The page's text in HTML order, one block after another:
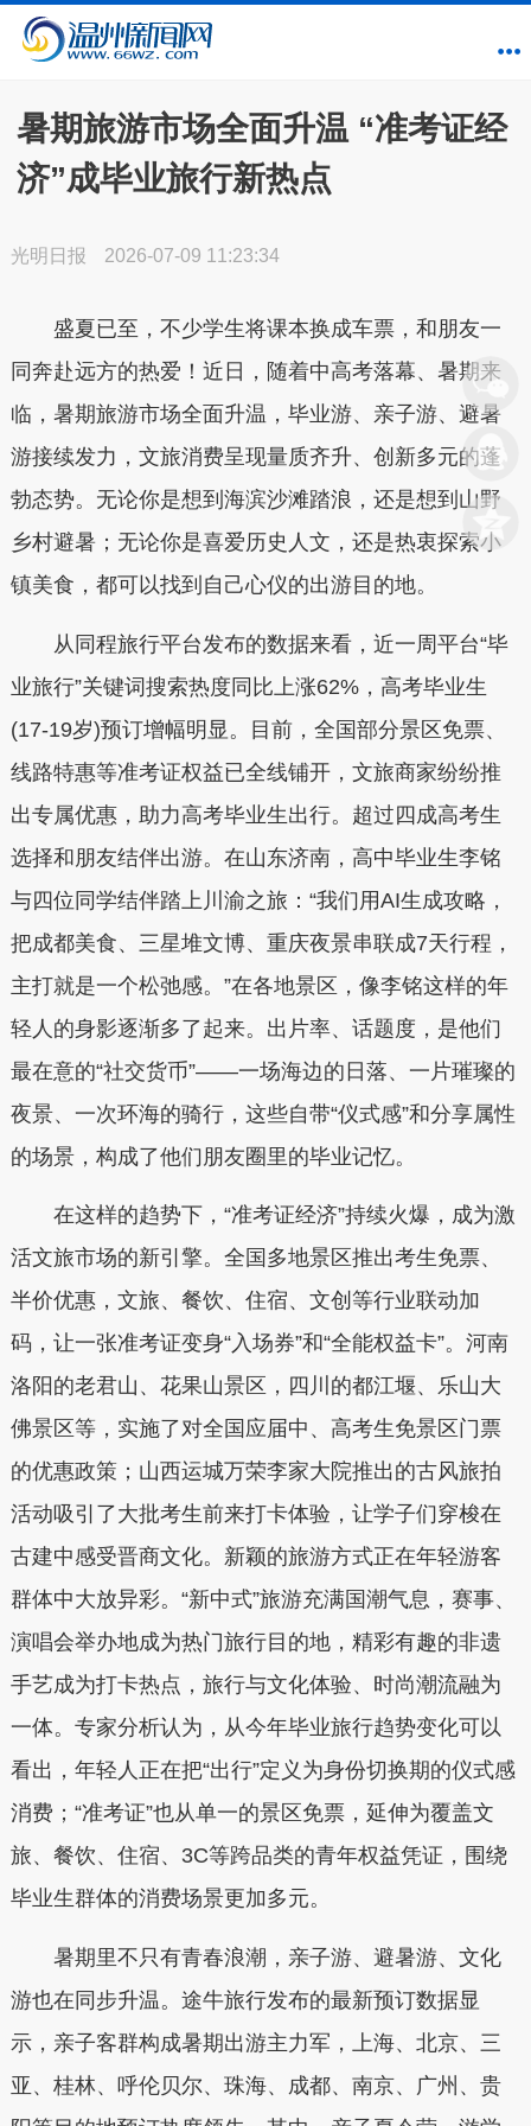
暑期旅游市场全面升温 “准考证经
济”成毕业旅行新热点
光明日报 2026-07-09 11:23:34
盛夏已至，不少学生将课本换成车票，和朋友一
同奔赴远方的热爱！近日，随着中高考落幕、暑期来
临，暑期旅游市场全面升温，毕业游、亲子游、避暑
游接续发力，文旅消费呈现量质齐升、创新多元的蓬
勃态势。无论你是想到海滨沙滩踏浪，还是想到山野
乡村避暑；无论你是喜爱历史人文，还是热衷探索小
镇美食，都可以找到自己心仪的出游目的地。
从同程旅行平台发布的数据来看，近一周平台“毕
业旅行”关键词搜索热度同比上涨62%，高考毕业生
(17-19岁)预订增幅明显。目前，全国部分景区免票、
线路特惠等准考证权益已全线铺开，文旅商家纷纷推
出专属优惠，助力高考毕业生出行。超过四成高考生
选择和朋友结伴出游。在山东济南，高中毕业生李铭
与四位同学结伴踏上川渝之旅：“我们用AI生成攻略，
把成都美食、三星堆文博、重庆夜景串联成7天行程，
主打就是一个松弛感。”在各地景区，像李铭这样的年
轻人的身影逐渐多了起来。出片率、话题度，是他们
最在意的“社交货币”——一场海边的日落、一片璀璨的
夜景、一次环海的骑行，这些自带“仪式感”和分享属性
的场景，构成了他们朋友圈里的毕业记忆。
在这样的趋势下，“准考证经济”持续火爆，成为激
活文旅市场的新引擎。全国多地景区推出考生免票、
半价优惠，文旅、餐饮、住宿、文创等行业联动加
码，让一张准考证变身“入场券”和“全能权益卡”。河南
洛阳的老君山、花果山景区，四川的都江堰、乐山大
佛景区等，实施了对全国应届中、高考生免景区门票
的优惠政策；山西运城万荣李家大院推出的古风旅拍
活动吸引了大批考生前来打卡体验，让学子们穿梭在
古建中感受晋商文化。新颖的旅游方式正在年轻游客
群体中大放异彩。“新中式”旅游充满国潮气息，赛事、
演唱会举办地成为热门旅行目的地，精彩有趣的非遗
手艺成为打卡热点，旅行与文化体验、时尚潮流融为
一体。专家分析认为，从今年毕业旅行趋势变化可以
看出，年轻人正在把“出行”定义为身份切换期的仪式感
消费；“准考证”也从单一的景区免票，延伸为覆盖文
旅、餐饮、住宿、3C等跨品类的青年权益凭证，围绕
毕业生群体的消费场景更加多元。
暑期里不只有青春浪潮，亲子游、避暑游、文化
游也在同步升温。途牛旅行发布的最新预订数据显
示，亲子客群构成暑期出游主力军，上海、北京、三
亚、桂林、呼伦贝尔、珠海、成都、南京、广州、贵